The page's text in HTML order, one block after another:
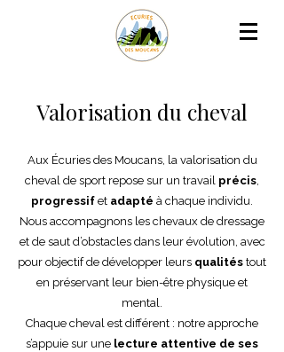
Valorisation du cheval
Aux Écuries des Moucans, la valorisation du
cheval de sport repose sur un travail précis,
progressif et adapté à chaque individu.
Nous accompagnons les chevaux de dressage
et de saut d’obstacles dans leur évolution, avec
pour objectif de développer leurs qualités tout
en préservant leur bien-être physique et
mental.
Chaque cheval est différent : notre approche
s’appuie sur une lecture attentive de ses